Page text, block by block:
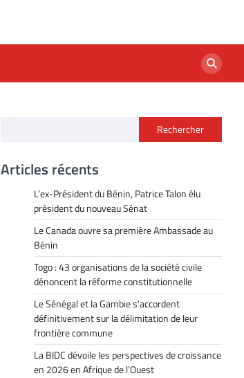
Rechercher
Articles récents
L’ex-Président du Bénin, Patrice Talon élu
président du nouveau Sénat
Le Canada ouvre sa première Ambassade au
Bénin
Togo : 43 organisations de la société civile
dénoncent la réforme constitutionnelle
Le Sénégal et la Gambie s’accordent
définitivement sur la délimitation de leur
frontière commune
La BIDC dévoile les perspectives de croissance
en 2026 en Afrique de l’Ouest